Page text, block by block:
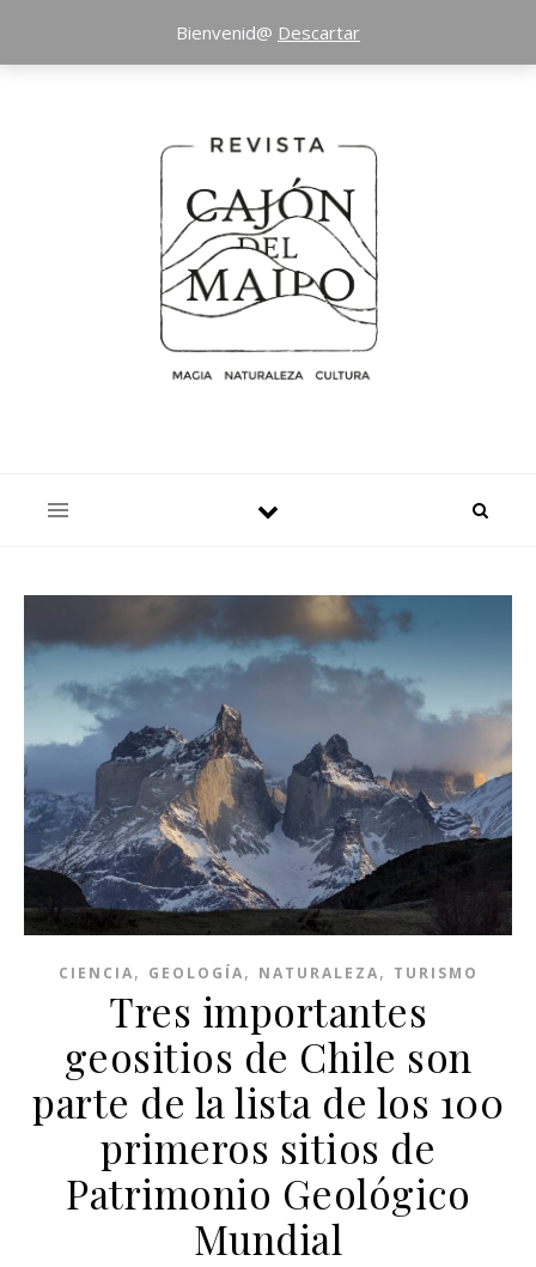
CIENCIA, GEOLOGÍA, NATURALEZA, TURISMO
Tres importantes
geositios de Chile son
parte de la lista de los 100
primeros sitios de
Patrimonio Geológico
Mundial
Bienvenid@ Descartar